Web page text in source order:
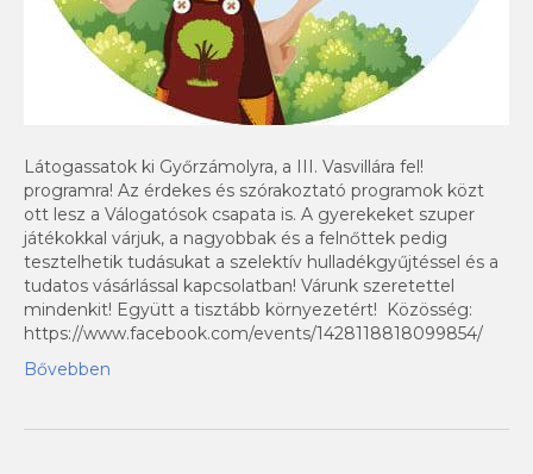
Látogassatok ki Győrzámolyra, a III. Vasvillára fel!
programra! Az érdekes és szórakoztató programok közt
ott lesz a Válogatósok csapata is. A gyerekeket szuper
játékokkal várjuk, a nagyobbak és a felnőttek pedig
tesztelhetik tudásukat a szelektív hulladékgyűjtéssel és a
tudatos vásárlással kapcsolatban! Várunk szeretettel
mindenkit! Együtt a tisztább környezetért! Közösség:
https://www.facebook.com/events/1428118818099854/
Bővebben